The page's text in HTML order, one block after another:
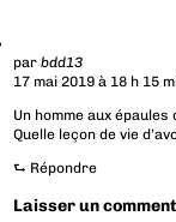
parbdd13
17 mai 2019 à 18 h 15
Un homme aux
Quelle leçon de vie
⮑ Répondre
Laisser un